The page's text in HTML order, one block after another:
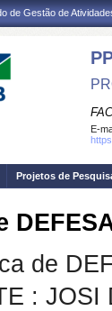
de Gestão de
E-
Projetos de
de
: JOSI